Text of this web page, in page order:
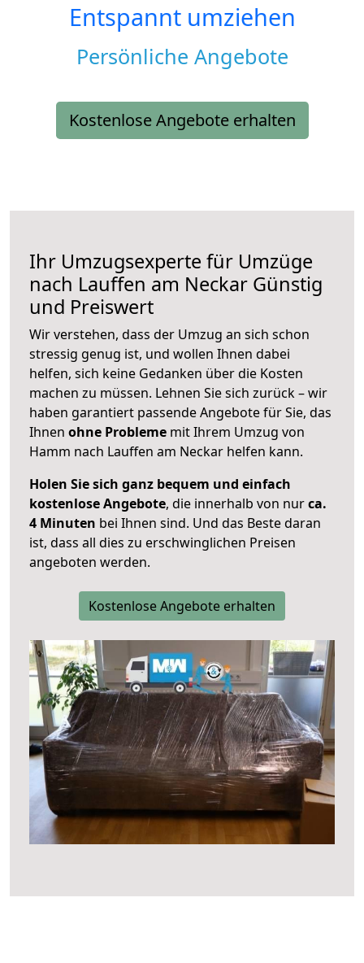
Entspannt umziehen
Persönliche Angebote
Kostenlose Angebote erhalten
Ihr Umzugsexperte für Umzüge
nach Lauffen am Neckar Günstig
und Preiswert
Wir verstehen, dass der Umzug an sich schon
stressig genug ist, und wollen Ihnen dabei
helfen, sich keine Gedanken über die Kosten
machen zu müssen. Lehnen Sie sich zurück – wir
haben garantiert passende Angebote für Sie, das
Ihnen ohne Probleme mit Ihrem Umzug von
Hamm nach Lauffen am Neckar helfen kann.
Holen Sie sich ganz bequem und einfach
kostenlose Angebote, die innerhalb von nurca.
4 Minuten bei Ihnen sind. Und das Beste daran
ist, dass all dies zu erschwinglichen Preisen
angeboten werden.
Kostenlose Angebote erhalten